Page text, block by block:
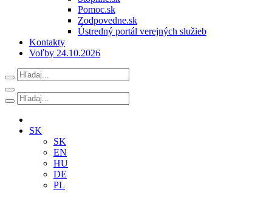
Pomoc.sk
Zodpovedne.sk
Ústredný portál verejných služieb
Kontakty
Voľby 24.10.2026
SK
SK
EN
HU
DE
PL